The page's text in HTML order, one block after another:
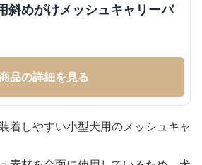
斜めがけメッシュキャリーバ
品の詳細を見る
着しやすい小型犬用のメッシュキャ